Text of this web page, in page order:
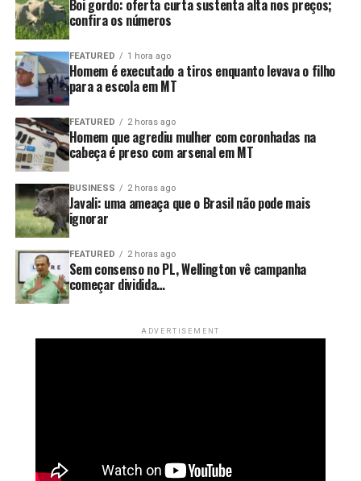
E quando uma estratégia deixa de produzir resultado,
insistir nela não é solução. É apenas adiar um problema
que pode se tornar muito maior no futuro.
Boi gordo: oferta curta sustenta alta nos preços;
confira os números
FEATURED 1 hora ago
Homem é executado a tiros enquanto levava o filho
para a escola em MT
FEATURED 2 horas ago
Homem que agrediu mulher com coronhadas na
cabeça é preso com arsenal em MT
BUSINESS 2 horas ago
Javali: uma ameaça que o Brasil não pode mais
ignorar
FEATURED 2 horas ago
Sem consenso no PL, Wellington vê campanha
começar dividida…
ADVERTISEMENT